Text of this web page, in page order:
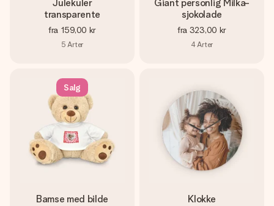
Julekuler
transparente
fra 159,00 kr
5 Arter
Giant personlig Milka-
sjokolade
fra 323,00 kr
4Arter
Salg
Bamse med bilde Klokke